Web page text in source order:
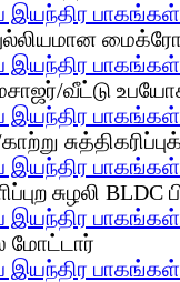
இயந்திர பாகங்கள்
இயந்திர பாகங்கள்
இயந்திர பாகங்கள்
இயந்திர பாகங்கள்
இயந்திர பாகங்கள்
இயந்திர பாகங்கள்